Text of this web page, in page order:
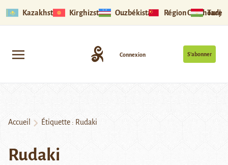
Kazakhstan Kirghizstan Ouzbékistan Région Ouïghoure
S’abonner
Connexion
Accueil Étiquette : Rudaki
Rudaki